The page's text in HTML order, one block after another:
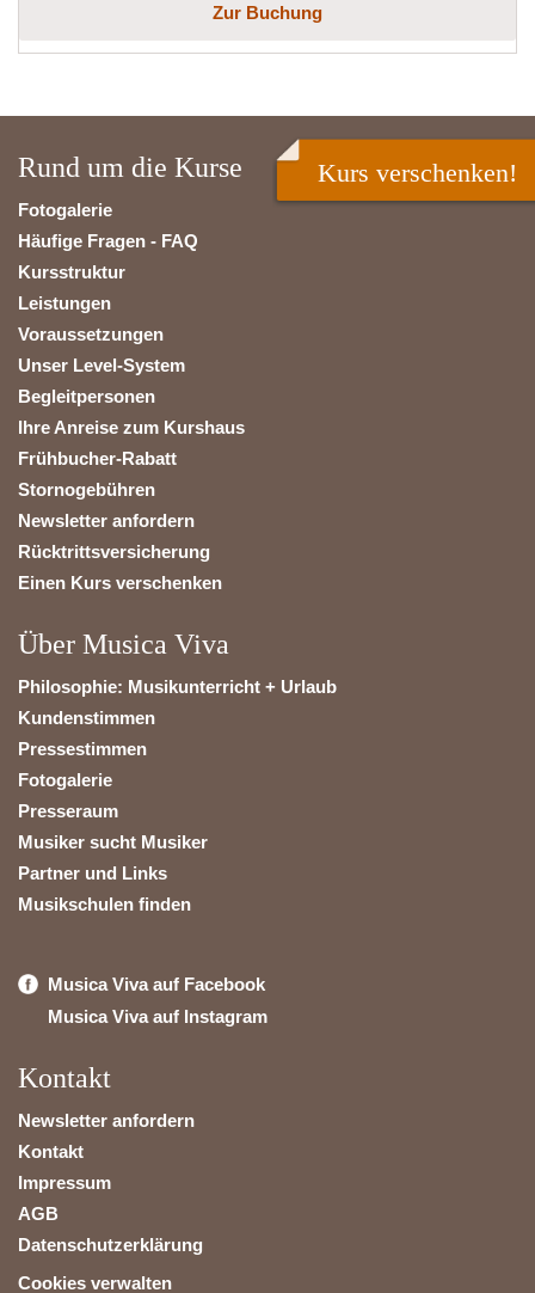
Zur Buchung
Rund um die Kurse
Fotogalerie
Häufige Fragen - FAQ
Kursstruktur
Leistungen
Voraussetzungen
Unser Level-System
Begleitpersonen
Ihre Anreise zum Kurshaus
Frühbucher-Rabatt
Stornogebühren
Newsletter anfordern
Rücktrittsversicherung
Einen Kurs verschenken
Über Musica Viva
Philosophie: Musikunterricht + Urlaub
Kundenstimmen
Pressestimmen
Fotogalerie
Presseraum
Musiker sucht Musiker
Partner und Links
Musikschulen finden
Musica Viva auf Facebook
Musica Viva auf Instagram
Kontakt
Newsletter anfordern
Kontakt
Impressum
AGB
Datenschutzerklärung
Cookies verwalten
Kurs verschenken!